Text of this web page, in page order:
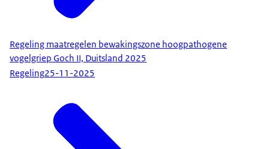
Regeling maatregelen bewakingszone hoogpathogene
vogelgriep Goch II, Duitsland 2025
Regeling25-11-2025